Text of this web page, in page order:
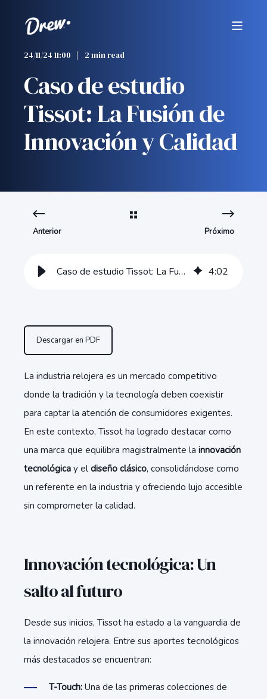
24/11/24 11:00 2 min read
Caso de estudio
Tissot: La Fusión de
Innovación y Calidad
Anterior Próximo
Caso de estudio Tissot: La Fusión de Innovación y Calidad 4:02
Descargar en PDF
La industria relojera es un mercado competitivo
donde la tradición y la tecnología deben coexistir
para captar la atención de consumidores exigentes.
En este contexto, Tissot ha logrado destacar como
una marca que equilibra magistralmente la innovación
tecnológica y el diseño clásico, consolidándose como
un referente en la industria y ofreciendo lujo accesible
sin comprometer la calidad.
Innovación tecnológica: Un
salto al futuro
Desde sus inicios, Tissot ha estado a la vanguardia de
la innovación relojera. Entre sus aportes tecnológicos
más destacados se encuentran:
T-Touch: Una de las primeras colecciones de